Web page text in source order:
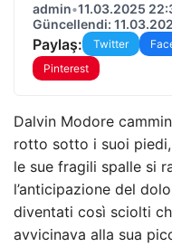
admin•11.03.2025
Güncellendi:
Paylaş: Twitter
Pinterest
Dalvin Modore
rotto sotto i suoi
le sue fragili spalle si
l’anticipazione del
diventati così sciolti
avvicinava alla sua